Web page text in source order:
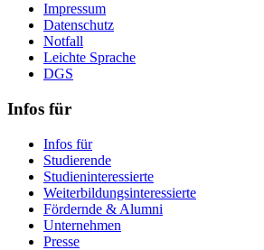
Impressum
Datenschutz
Notfall
Leichte Sprache
DGS
Infos für
Infos für
Studierende
Studieninteressierte
Weiterbildungsinteressierte
Fördernde & Alumni
Unternehmen
Presse